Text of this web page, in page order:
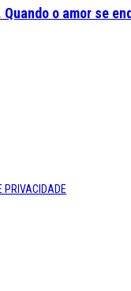
Quando o amor se
PRIVACIDADE